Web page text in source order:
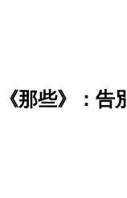
那些》：告